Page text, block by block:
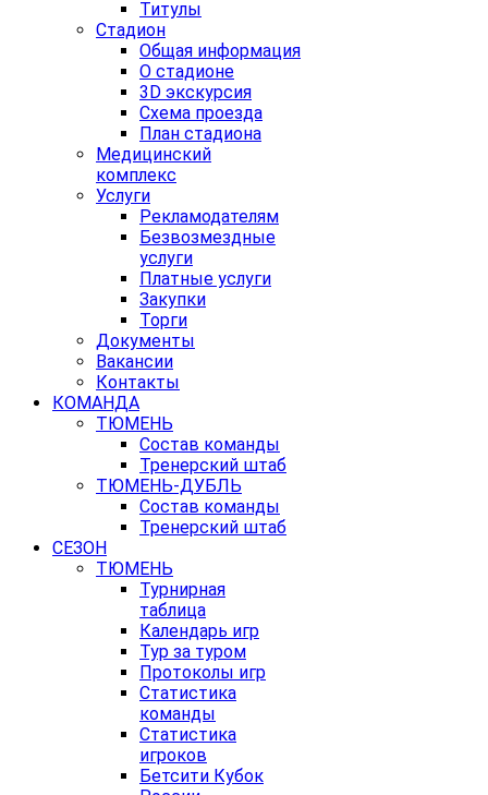
Титулы
Стадион
Общая информация
О стадионе
3D экскурсия
Схема проезда
План стадиона
Медицинский
комплекс
Услуги
Рекламодателям
Безвозмездные
услуги
Платные услуги
Закупки
Торги
Документы
Вакансии
Контакты
КОМАНДА
ТЮМЕНЬ
Состав команды
Тренерский штаб
ТЮМЕНЬ-ДУБЛЬ
Состав команды
Тренерский штаб
СЕЗОН
ТЮМЕНЬ
Турнирная
таблица
Календарь игр
Тур за туром
Протоколы игр
Статистика
команды
Статистика
игроков
Бетсити Кубок